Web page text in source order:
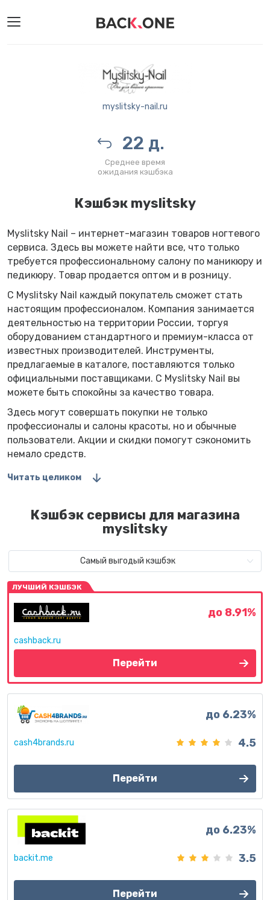
myslitsky-nail.ru
22 д.
Среднее время
ожидания кэшбэка
Кэшбэк myslitsky
Myslitsky Nail – интернет-магазин товаров ногтевого
сервиса. Здесь вы можете найти все, что только
требуется профессиональному салону по маникюру и
педикюру. Товар продается оптом и в розницу.
С Myslitsky Nail каждый покупатель сможет стать
настоящим профессионалом. Компания занимается
деятельностью на территории России, торгуя
оборудованием стандартного и премиум-класса от
известных производителей. Инструменты,
предлагаемые в каталоге, поставляются только
официальными поставщиками. С Myslitsky Nail вы
можете быть спокойны за качество товара.
Здесь могут совершать покупки не только
профессионалы и салоны красоты, но и обычные
пользователи. Акции и скидки помогут сэкономить
немало средств.
Читать целиком
Кэшбэк сервисы для магазина
myslitsky
Самый выгодый кэшбэк
ЛУЧШИЙ КЭШБЭК
cashback.ru
до 8.91%
Перейти
cash4brands.ru
до 6.23%
4.5
Перейти
backit.me
до 6.23%
3.5
Перейти